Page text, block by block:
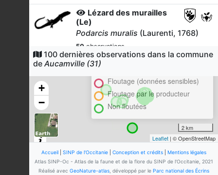
Lézard des murailles
(Le)
Podarcis muralis (Laurenti, 1768)
50 observations
Dernière observation en2026 Fiche espèce
Streptopelia decaocto
(Frivaldszky, 1838)
observations
Dernière observation en
Moineau domestique
Passer domesticus
(Linnaeus, 1758)
100 dernières observations dans la commune
deAucamville (31)
+
−
Cluster
Floutage (données sensibles)
Floutage par le producteur
Non floutées
2 km
Leaflet | © OpenStreetMap
Accueil| SINP de l'Occitanie| Conception et crédits| Mentions légales
Atlas SINP-Oc - Atlas de la faune et de la flore du SINP de l'Occitanie, 2021
Réalisé avec GeoNature-atlas, développé par le Parc national des Écrins